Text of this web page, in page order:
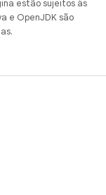
estão sujeitos às
e OpenJDK são